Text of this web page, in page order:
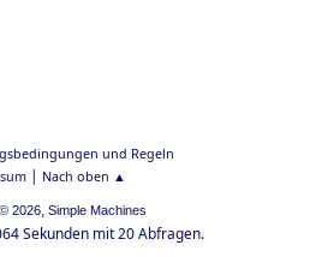
und Regeln
| Nach oben ▲
2026, Simple Machines
Sekunden mit 20 Abfragen.